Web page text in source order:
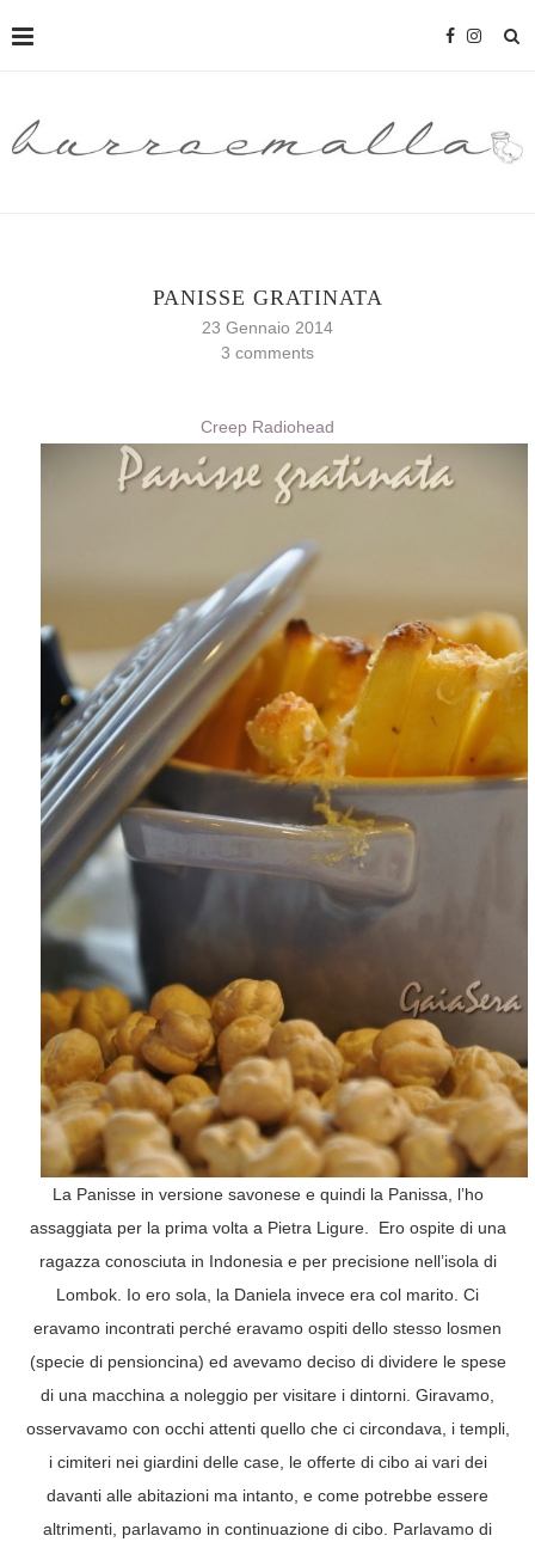
PANISSE GRATINATA
23 Gennaio 2014
3 comments
Creep Radiohead
La Panisse in versione savonese e quindi la Panissa, l’ho
assaggiata per la prima volta a Pietra Ligure. Ero ospite di una
ragazza conosciuta in Indonesia e per precisione nell’isola di
Lombok. Io ero sola, la Daniela invece era col marito. Ci
eravamo incontrati perché eravamo ospiti dello stesso losmen
(specie di pensioncina) ed avevamo deciso di dividere le spese
di una macchina a noleggio per visitare i dintorni. Giravamo,
osservavamo con occhi attenti quello che ci circondava, i templi,
i cimiteri nei giardini delle case, le offerte di cibo ai vari dei
davanti alle abitazioni ma intanto, e come potrebbe essere
altrimenti, parlavamo in continuazione di cibo. Parlavamo di